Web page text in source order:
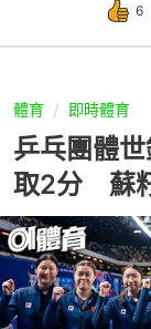
6
體育 即時體育
乒乓團體
取2分 蘇